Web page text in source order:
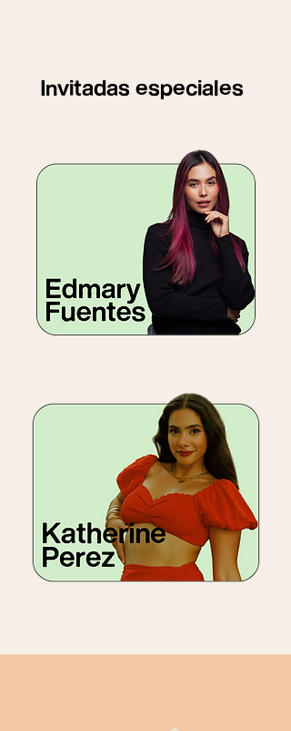
Invitadas especiales